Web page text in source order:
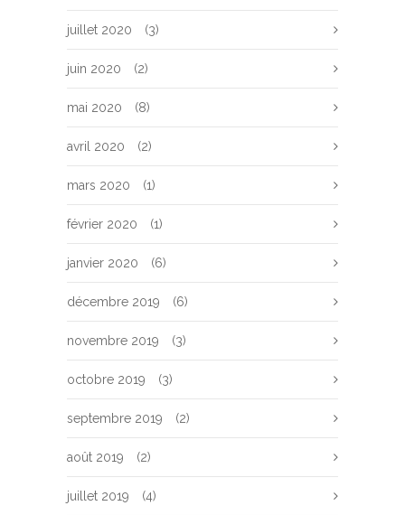
juillet 2020 (3)
juin 2020 (2)
mai 2020 (8)
avril 2020 (2)
mars 2020 (1)
février 2020 (1)
janvier 2020 (6)
décembre 2019 (6)
novembre 2019 (3)
octobre 2019 (3)
septembre 2019 (2)
août 2019 (2)
juillet 2019 (4)